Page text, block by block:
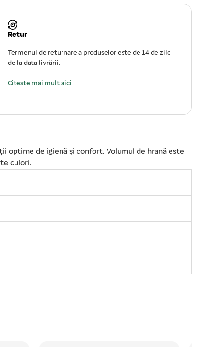
Retur
Termenul de returnare a produselor este de 14 de zile
de la data livrării.
Citeste mai mult aici
optime de igienă și confort. Volumul de hrană este
culori.